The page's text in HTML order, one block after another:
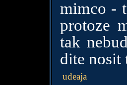
mimco -
protoze
tak
dite nosit
udeaja